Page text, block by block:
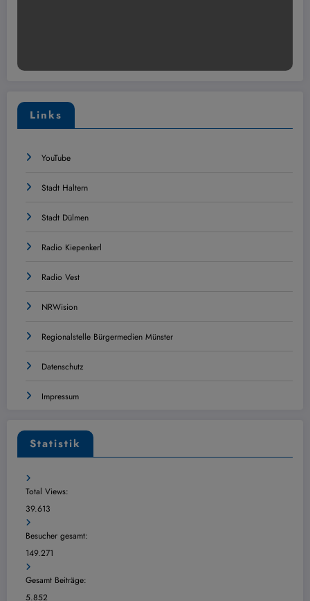
Links
YouTube
Stadt Haltern
Stadt Dülmen
Radio Kiepenkerl
Radio Vest
NRWision
Regionalstelle Bürgermedien Münster
Datenschutz
Impressum
Statistik
Total Views:
39.613
Besucher gesamt:
149.271
Gesamt Beiträge:
5.852